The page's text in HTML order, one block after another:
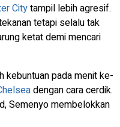
Citytampil lebih agresif.
tetapi selalu tak
ketat demi mencari
kebuntuan pada menit ke-
dengan cara cerdik.
Semenyo membelokkan